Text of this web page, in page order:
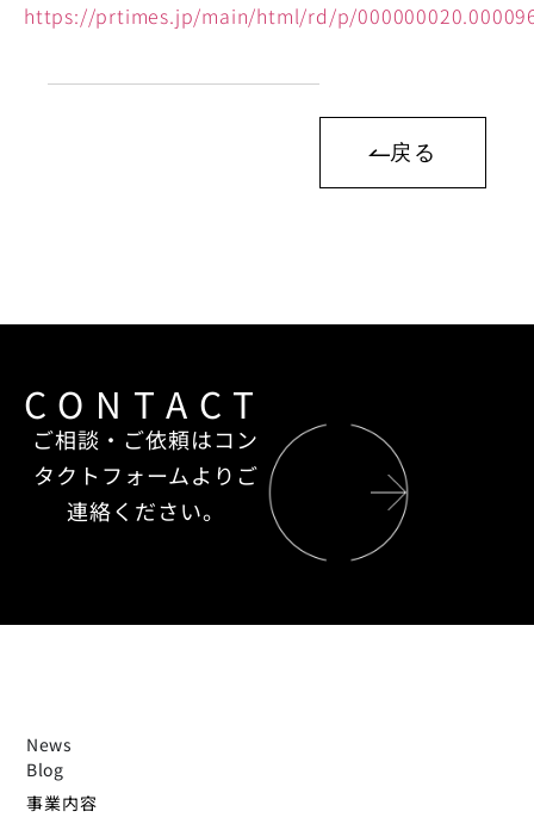
https://prtimes.jp/main/html/rd/p/
戻る
CONTACT
ご相談・ご依頼はコン
タクトフォームよりご
連絡ください。
News
Blog
事業内容